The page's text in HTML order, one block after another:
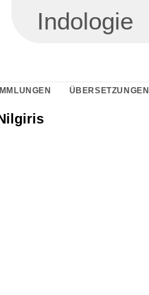
Indologie
ÜBERSETZUNGEN